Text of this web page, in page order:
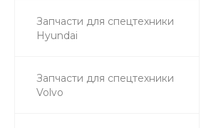
Запчасти для спецтехники
Hyundai
Запчасти для спецтехники
Volvo